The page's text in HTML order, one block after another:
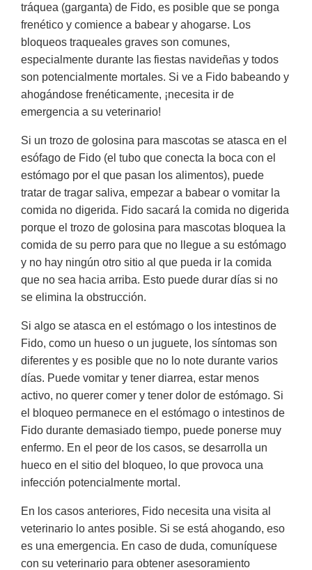
tráquea (garganta) de Fido, es posible que se ponga
frenético y comience a babear y ahogarse. Los
bloqueos traqueales graves son comunes,
especialmente durante las fiestas navideñas y todos
son potencialmente mortales. Si ve a Fido babeando y
ahogándose frenéticamente, ¡necesita ir de
emergencia a su veterinario!
Si un trozo de golosina para mascotas se atasca en el
esófago de Fido (el tubo que conecta la boca con el
estómago por el que pasan los alimentos), puede
tratar de tragar saliva, empezar a babear o vomitar la
comida no digerida. Fido sacará la comida no digerida
porque el trozo de golosina para mascotas bloquea la
comida de su perro para que no llegue a su estómago
y no hay ningún otro sitio al que pueda ir la comida
que no sea hacia arriba. Esto puede durar días si no
se elimina la obstrucción.
Si algo se atasca en el estómago o los intestinos de
Fido, como un hueso o un juguete, los síntomas son
diferentes y es posible que no lo note durante varios
días. Puede vomitar y tener diarrea, estar menos
activo, no querer comer y tener dolor de estómago. Si
el bloqueo permanece en el estómago o intestinos de
Fido durante demasiado tiempo, puede ponerse muy
enfermo. En el peor de los casos, se desarrolla un
hueco en el sitio del bloqueo, lo que provoca una
infección potencialmente mortal.
En los casos anteriores, Fido necesita una visita al
veterinario lo antes posible. Si se está ahogando, eso
es una emergencia. En caso de duda, comuníquese
con su veterinario para obtener asesoramiento